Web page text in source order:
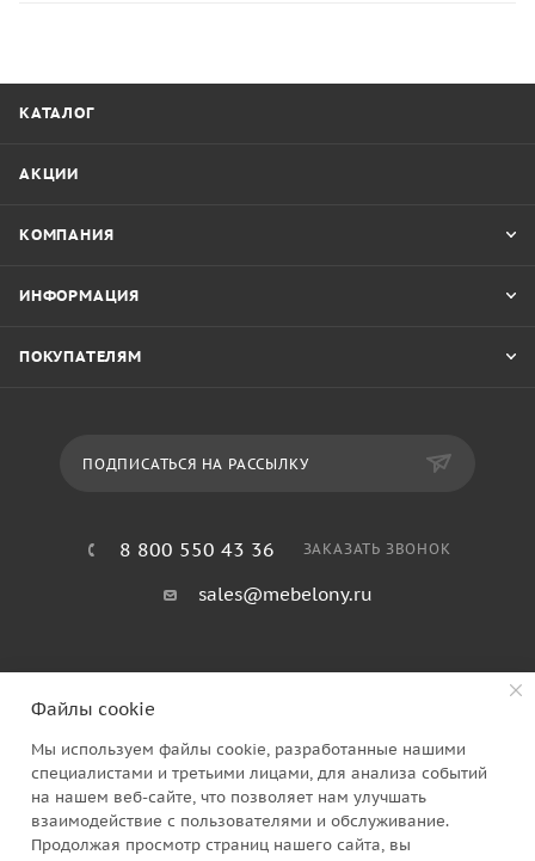
КАТАЛОГ
АКЦИИ
КОМПАНИЯ
ИНФОРМАЦИЯ
ПОКУПАТЕЛЯМ
ПОДПИСАТЬСЯ НА РАССЫЛКУ
8 800 550 43 36 ЗАКАЗАТЬ ЗВОНОК
sales@mebelony.ru
2026 © Семья Мебелони
Файлы cookie
Мы используем файлы cookie, разработанные нашими
специалистами и третьими лицами, для анализа событий
на нашем веб-сайте, что позволяет нам улучшать
взаимодействие с пользователями и обслуживание.
Продолжая просмотр страниц нашего сайта, вы